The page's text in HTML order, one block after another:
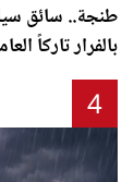
طنجة.. سائق
بالفرار تاركاً
4